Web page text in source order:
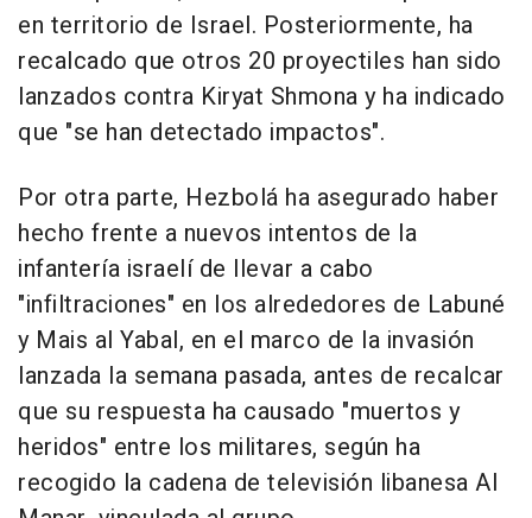
en territorio de Israel. Posteriormente, ha
recalcado que otros 20 proyectiles han sido
lanzados contra Kiryat Shmona y ha indicado
que "se han detectado impactos".
Por otra parte, Hezbolá ha asegurado haber
hecho frente a nuevos intentos de la
infantería israelí de llevar a cabo
"infiltraciones" en los alrededores de Labuné
y Mais al Yabal, en el marco de la invasión
lanzada la semana pasada, antes de recalcar
que su respuesta ha causado "muertos y
heridos" entre los militares, según ha
recogido la cadena de televisión libanesa Al